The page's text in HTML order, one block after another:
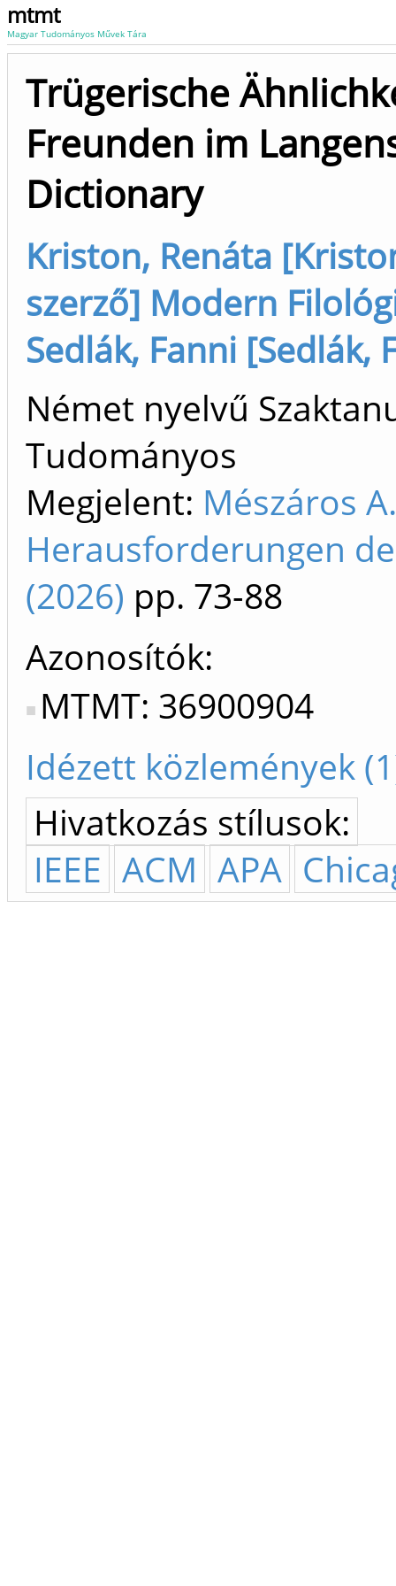
mtmt
Magyar Tudományos Művek Tára
Trügerische
Freunden im
Dictionary
Kriston, Renáta
szerző] Modern
Sedlák, Fanni [Sedlák,
Német nyelvű
Tudományos
Megjelent: Mészáros
Herausforderungen
(2026) pp. 73-88
Azonosítók
MTMT: 36900904
Idézett közlemények
Hivatkozás stílusok:
IEEE ACM APA